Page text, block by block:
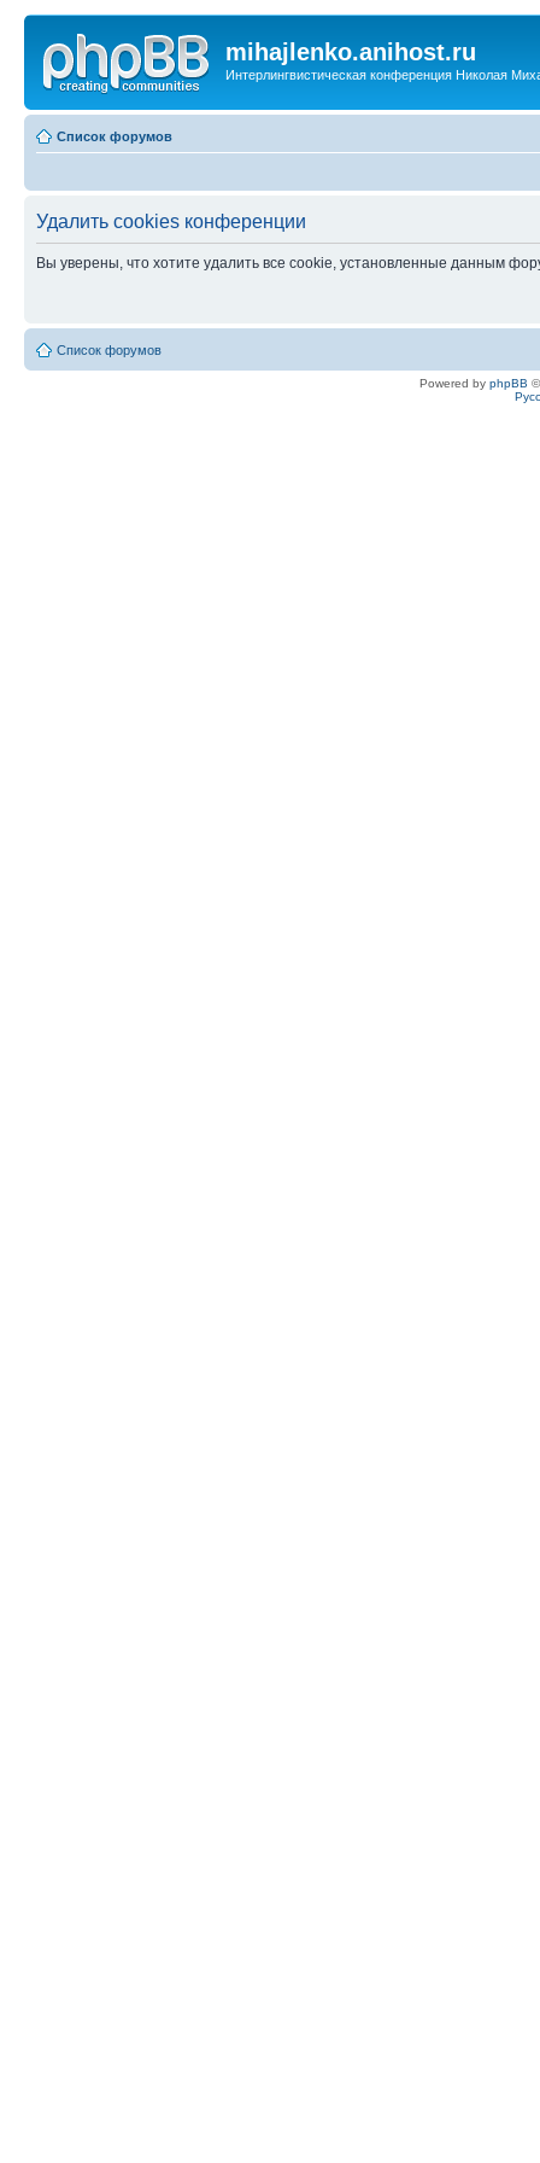
mihajlenko.anihost.ru
Интерлингвистическая конференция Николая
Список форумов
Удалить cookies конференции
Вы уверены, что хотите удалить все cookie, установленные данным
Список форумов
Powered by phpBB